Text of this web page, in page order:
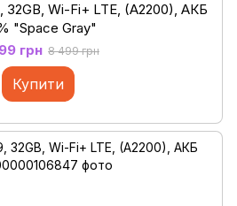
32GB, Wi-Fi+ LTE, (A2200), АКБ
"Space Gray"
грн 8 499 грн
Купити